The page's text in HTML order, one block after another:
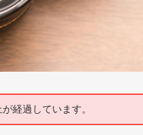
経過しています。